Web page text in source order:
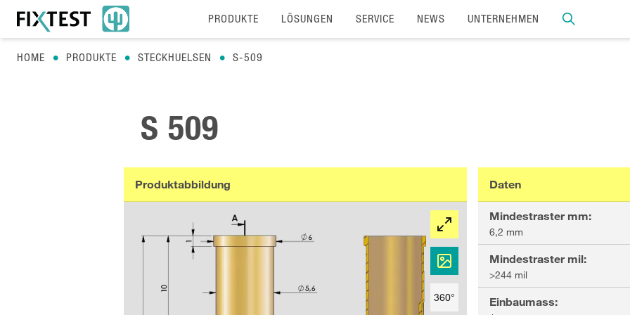
PRODUKTE LÖSUNGEN SERVICE NEWS UNTERNEHMEN
HOME PRODUKTE STECKHUELSEN S-509
S 509
Daten
Mindestraster mm:
6,2 mm
Mindestraster mil:
>244 mil
Einbaumass:
Produktabbildung
360°